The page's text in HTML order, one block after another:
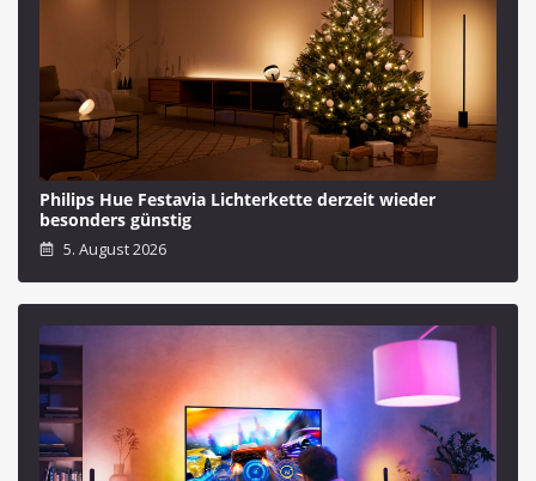
Philips Hue Festavia Lichterkette derzeit wieder
besonders günstig
5. August 2026